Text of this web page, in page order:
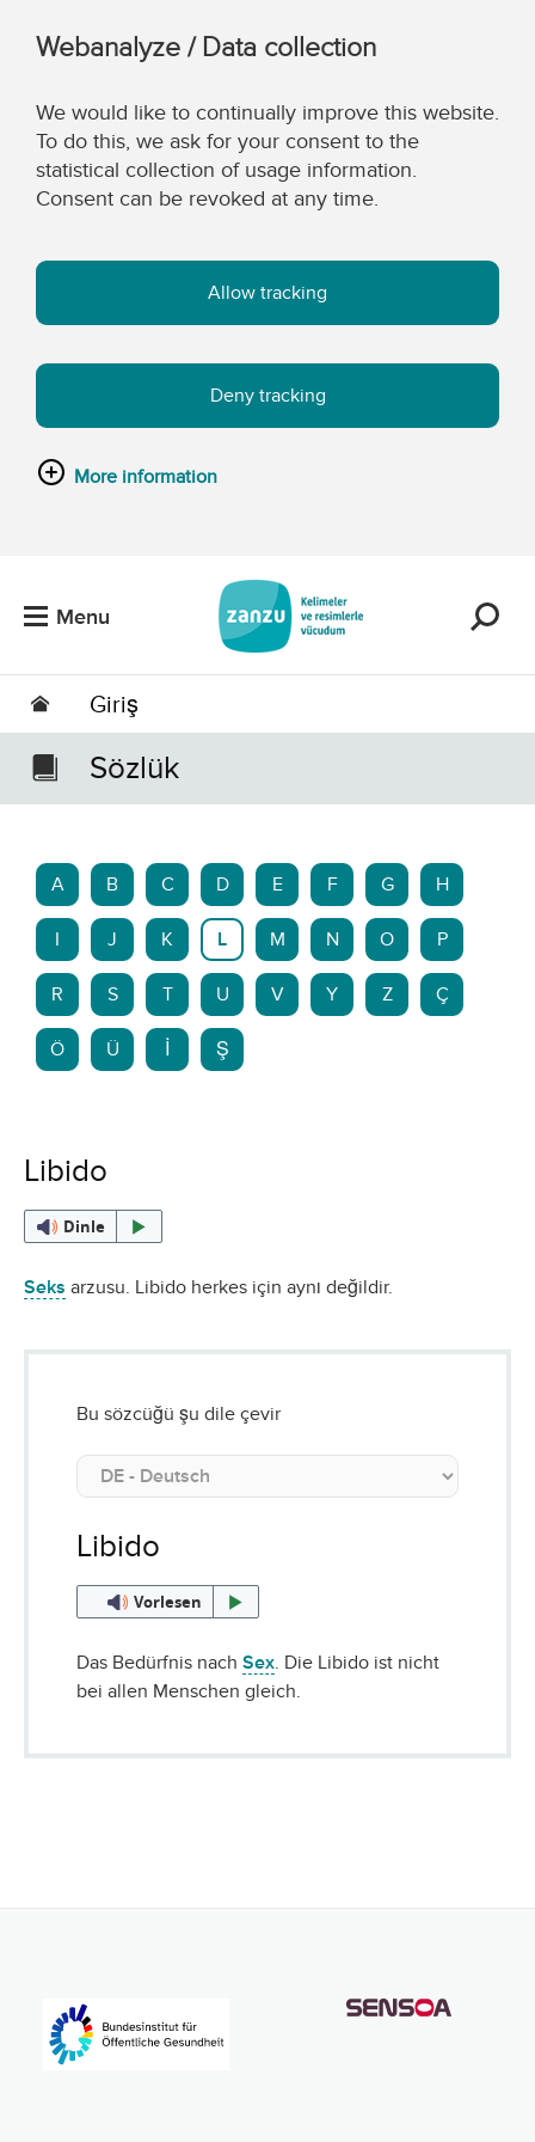
Webanalyze / Data collection
We would like to continually improve this website.
To do this, we ask for your consent to the
statistical collection of usage information.
Consent can be revoked at any time.
Allow tracking
Deny tracking
More information
Menu
Giriş
Sözlük
A B C D E F G H
J K L M N O P
R S T U V Y Z Ç
Ö Ü Ş
Libido
Dinle
Seks arzusu. Libido herkes için aynı değildir.
Bu sözcüğü şu dile çevir
Libido
Vorlesen
Das Bedürfnis nach Sex. Die Libido ist nicht
bei allen Menschen gleich.